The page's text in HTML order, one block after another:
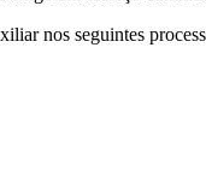
nos seguintes